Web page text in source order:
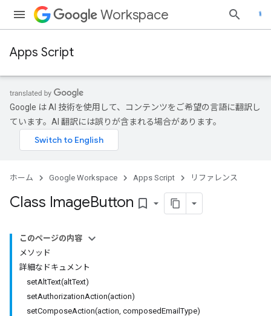
Workspace
Apps Script
Google は AI 技術を使用して、コンテンツをご希望の言語に翻訳し
ています。AI 翻訳には誤りが含まれる場合があります。
ホーム Google Workspace Apps Script リファレンス
Class ImageButton bookmark_border
このページの内容
メソッド
詳細なドキュメント
setAltText(altText)
setAuthorizationAction(action)
setComposeAction(action, composedEmailType)